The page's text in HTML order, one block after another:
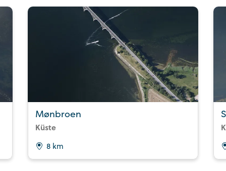
Mønbroen
Küste
8 km